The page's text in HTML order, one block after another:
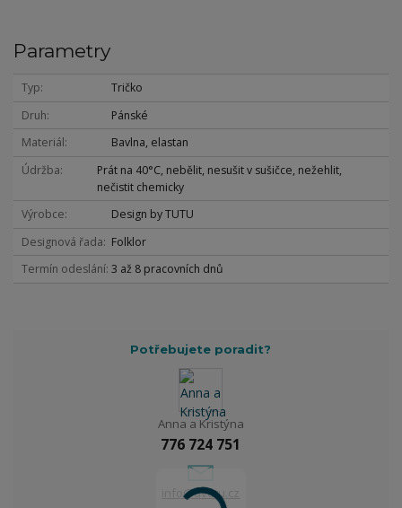
Parametry
Typ
Tričko
Druh
Pánské
Materiál
Bavlna, elastan
Údržba
Prát na 40°C, nebělit, nesušit v sušičce, nežehlit,
nečistit chemicky
Výrobce
Design by TUTU
Designová řada
Folklor
Termín odeslání 3 až 8 pracovních dnů
Potřebujete poradit?
Anna a Kristýna
776 724 751
info@dvetu.cz